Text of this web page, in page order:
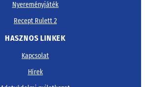
Nyereményjáték
Recept Rulett 2
HASZNOS LINKEK
Kapcsolat
Hírek